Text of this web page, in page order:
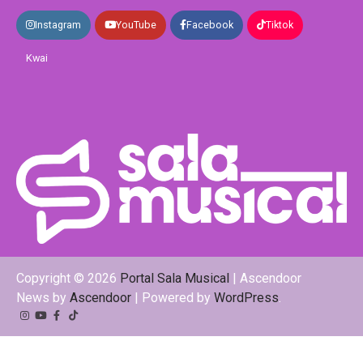
Instagram YouTube Facebook Tiktok
Kwai
Copyright © 2026 Portal Sala Musical | Ascendoor
News by Ascendoor | Powered by WordPress
Instagram
YouTube
Facebook
Tiktok